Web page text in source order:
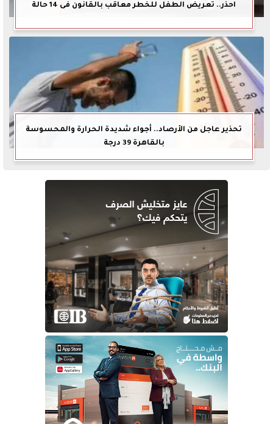
احذر.. تعريض الطفل للخطر معاقب بالقانون فى 14 حالة
تحذير عاجل من الأرصاد.. أجواء شديدة الحرارة والمحسوسة
بالقاهرة 39 درجة